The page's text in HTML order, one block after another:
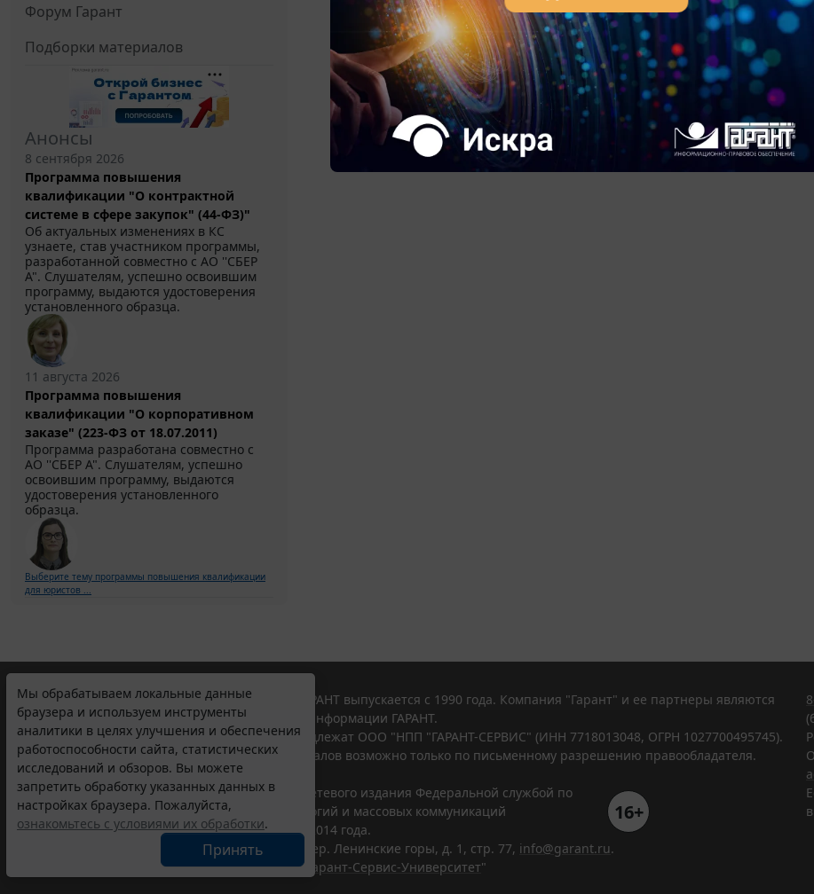
Форум Гарант
Подборки материалов
Анонсы
8 сентября 2026
Программа повышения
квалификации "О контрактной
системе в сфере закупок" (44-ФЗ)"
Об актуальных изменениях в КС
узнаете, став участником программы,
разработанной совместно с АО ''СБЕР
А". Слушателям, успешно освоившим
программу, выдаются удостоверения
установленного образца.
11 августа 2026
Программа повышения
квалификации "О корпоративном
заказе" (223-ФЗ от 18.07.2011)
Программа разработана совместно с
АО ''СБЕР А". Слушателям, успешно
освоившим программу, выдаются
удостоверения установленного
образца.
Выберите тему программы повышения квалификации
для юристов ...
Мы обрабатываем локальные данные
браузера и используем инструменты
аналитики в целях улучшения и обеспечения
работоспособности сайта, статистических
исследований и обзоров. Вы можете
запретить обработку указанных данных в
настройках браузера. Пожалуйста,
ознакомьтесь с условиями их обработки.
Принять
© ООО "НПП "ГАРАНТ-СЕРВИС", 2026. Система ГАРАНТ выпускается с 1990 года. Компания "Гарант" и ее партнеры являются
участниками Российской ассоциации правовой информации ГАРАНТ.
Все права на материалы сайта ГАРАНТ.РУ принадлежат ООО "НПП "ГАРАНТ-СЕРВИС" (ИНН 7718013048, ОГРН 1027700495745).
Полное или частичное воспроизведение материалов возможно только по письменному разрешению правообладателя.
Правила использования портала.
Портал ГАРАНТ.РУ зарегистрирован в качестве сетевого издания Федеральной службой по
надзору в сфере связи,информационных технологий и массовых коммуникаций
(Роскомнадзором), Эл № ФС77-58365 от 18 июня 2014 года.
16+
ООО "НПП "ГАРАНТ-СЕРВИС", 119234, г. Москва, тер. Ленинские горы, д. 1, стр. 77, info@garant.ru.
Разработчик ЭПС Система ГАРАНТ – ООО "НПП "
Гарант-Сервис-Университет"